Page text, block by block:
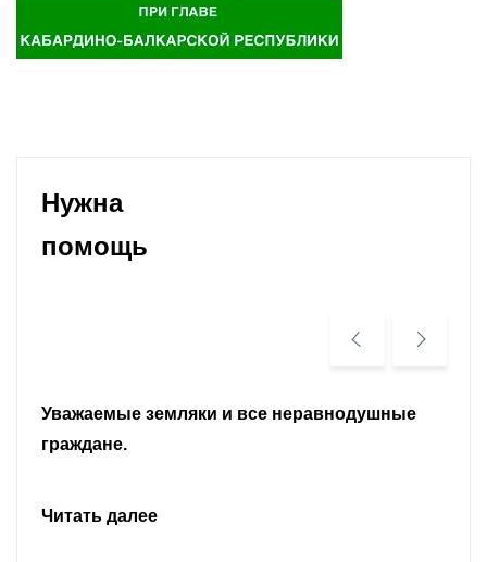
Нужна
помощь
Уважаемые земляки и все неравнодушные
граждане.
Читать далее